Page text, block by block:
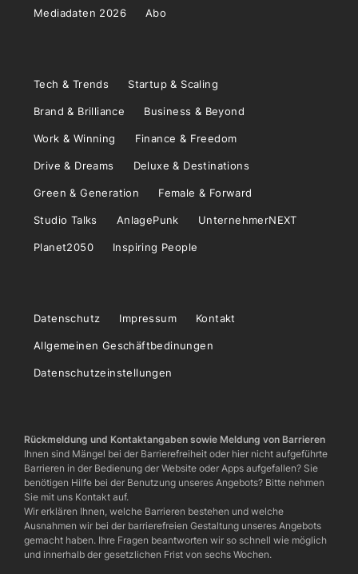
Mediadaten 2026 Abo
Tech & Trends Startup & Scaling
Brand & Brilliance Business & Beyond
Work & Winning Finance & Freedom
Drive & Dreams Deluxe & Destinations
Green & Generation Female & Forward
Studio Talks AnlagePunk UnternehmerNEXT
Planet2050 Inspiring People
Datenschutz Impressum Kontakt
Allgemeinen Geschäftbedinungen
Datenschutzeinstellungen
Rückmeldung und Kontaktangaben sowie Meldung von Barrieren
Ihnen sind Mängel bei der Barrierefreiheit oder hier nicht aufgeführte
Barrieren in der Bedienung der Website oder Apps aufgefallen? Sie
benötigen Hilfe bei der Benutzung unseres Angebots? Bitte nehmen
Sie mit uns Kontakt auf.
Wir erklären Ihnen, welche Barrieren bestehen und welche
Ausnahmen wir bei der barrierefreien Gestaltung unseres Angebots
gemacht haben. Ihre Fragen beantworten wir so schnell wie möglich
und innerhalb der gesetzlichen Frist von sechs Wochen.